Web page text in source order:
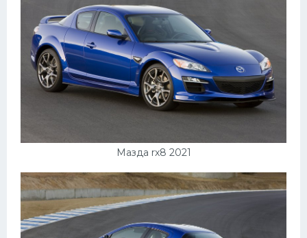
Мазда rx8 2021
Ситроен
Субару
Опель
Подводные лодки
Митсубиси
Танки
Крайслер
Порше